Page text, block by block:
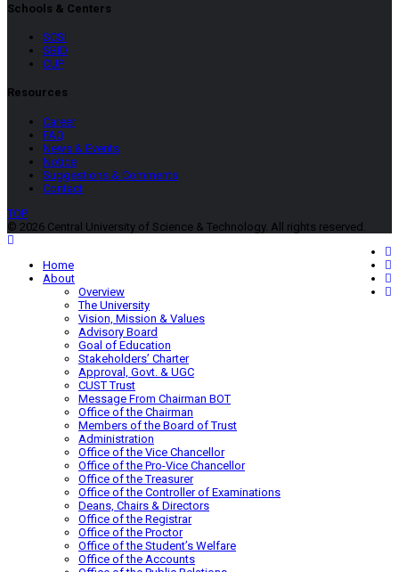
Schools & Centers
SCSI
SBID
CUP
Resources
Career
FAQ
News & Events
Notice
Suggestions & Comments
Contact
TOP
© 2026 Central University of Science & Technology. All rights reserved.
Home
About
Overview
The University
Vision, Mission & Values
Advisory Board
Goal of Education
Stakeholders’ Charter
Approval, Govt. & UGC
CUST Trust
Message From Chairman BOT
Office of the Chairman
Members of the Board of Trust
Administration
Office of the Vice Chancellor
Office of the Pro-Vice Chancellor
Office of the Treasurer
Office of the Controller of Examinations
Deans, Chairs & Directors
Office of the Registrar
Office of the Proctor
Office of the Student’s Welfare
Office of the Accounts